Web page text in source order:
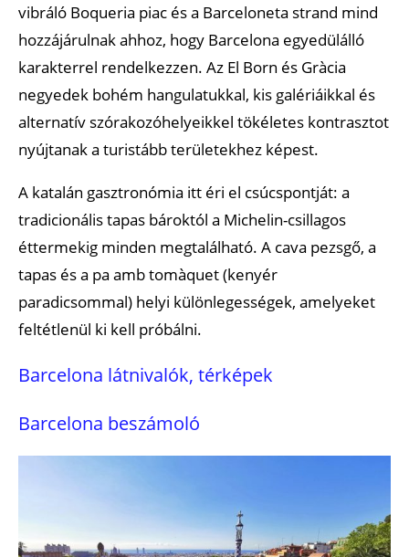
vibráló Boqueria piac és a Barceloneta strand mind
hozzájárulnak ahhoz, hogy Barcelona egyedülálló
karakterrel rendelkezzen. Az El Born és Gràcia
negyedek bohém hangulatukkal, kis galériáikkal és
alternatív szórakozóhelyeikkel tökéletes kontrasztot
nyújtanak a turistább területekhez képest.
A katalán gasztronómia itt éri el csúcspontját: a
tradicionális tapas bároktól a Michelin-csillagos
éttermekig minden megtalálható. A cava pezsgő, a
tapas és a pa amb tomàquet (kenyér
paradicsommal) helyi különlegességek, amelyeket
feltétlenül ki kell próbálni.
Barcelona látnivalók, térképek
Barcelona beszámoló